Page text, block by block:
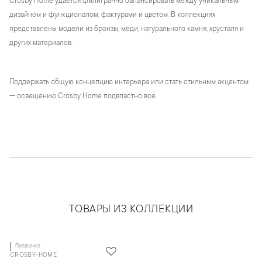
дизайном и функционалом, фактурами и цветом. В коллекциях
представлены модели из бронзы, меди, натурального камня, хрусталя и
других материалов.
Поддержать общую концепцию интерьера или стать стильным акцентом
— освещению Crosby Home подвластно всё.
ТОВАРЫ ИЗ КОЛЛЕКЦИИ
Предзаказ
CROSBY-HOME